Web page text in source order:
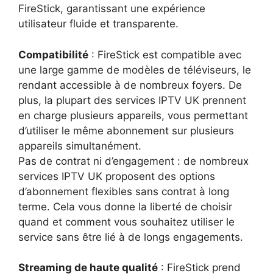
FireStick, garantissant une expérience
utilisateur fluide et transparente.
Compatibilité : FireStick est compatible avec
une large gamme de modèles de téléviseurs, le
rendant accessible à de nombreux foyers. De
plus, la plupart des services IPTV UK prennent
en charge plusieurs appareils, vous permettant
d’utiliser le même abonnement sur plusieurs
appareils simultanément.
Pas de contrat ni d’engagement : de nombreux
services IPTV UK proposent des options
d’abonnement flexibles sans contrat à long
terme. Cela vous donne la liberté de choisir
quand et comment vous souhaitez utiliser le
service sans être lié à de longs engagements.
Streaming de haute qualité : FireStick prend